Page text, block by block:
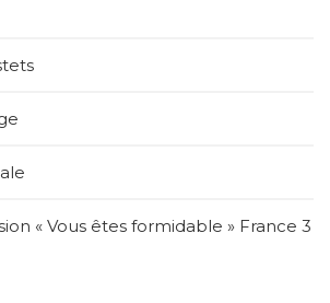
« Vous êtes formidable » France 3